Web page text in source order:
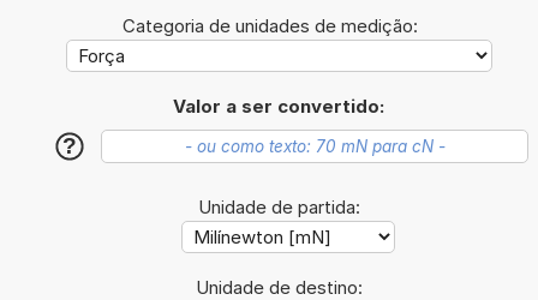
Categoria de unidades de medição:
Valor a ser convertido:
?
Unidade de partida:
Unidade de destino: